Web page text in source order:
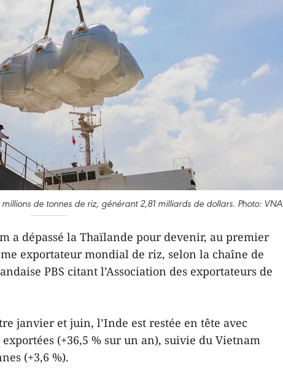
de tonnes de riz, générant 2,81 milliards de dollars. Photo: VNA
a dépassé la Thaïlande pour devenir, au premier
exportateur mondial de riz, selon la chaîne de
PBS citant l’Association des exportateurs de
janvier et juin, l’Inde est restée en tête avec
(+36,5 % sur un an), suivie du Vietnam
(+3,6 %).